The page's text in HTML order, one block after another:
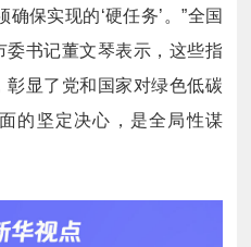
保实现的‘硬任务’。”全国
委书记董文琴表示，这些指
显了党和国家对绿色低碳
的坚定决心，是全局性谋